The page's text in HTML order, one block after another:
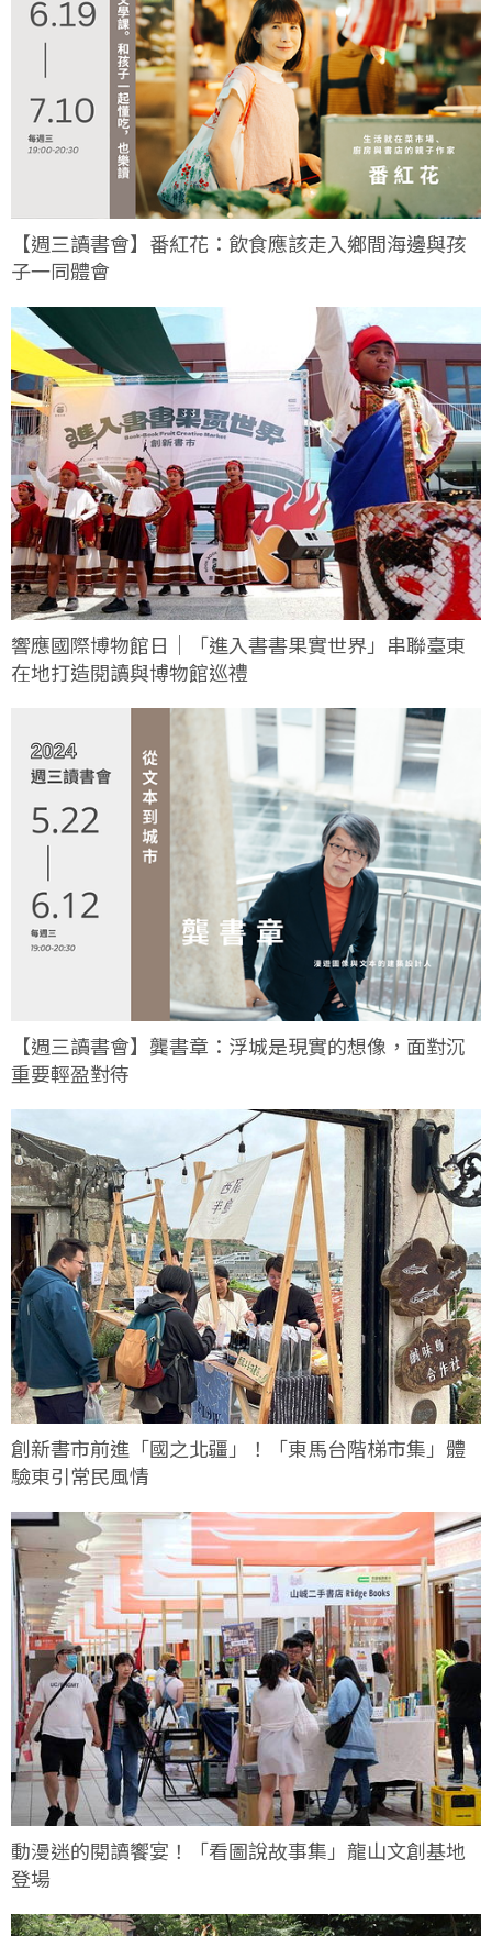
【週三讀書會】番紅花：飲食應該走入鄉間海邊與孩
子一同體會
響應國際博物館日｜「進入書書果實世界」串聯臺東
在地打造閱讀與博物館巡禮
【週三讀書會】龔書章：浮城是現實的想像，面對沉
重要輕盈對待
創新書市前進「國之北疆」！「東馬台階梯市集」體
驗東引常民風情
動漫迷的閱讀饗宴！「看圖說故事集」龍山文創基地
登場